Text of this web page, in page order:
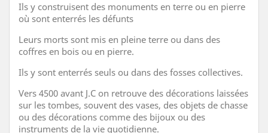
Ils y construisent des monuments en terre ou en pierre
où sont enterrés les défunts
Leurs morts sont mis en pleine terre ou dans des
coffres en bois ou en pierre.
Ils y sont enterrés seuls ou dans des fosses collectives.
Vers 4500 avant J.C on retrouve des décorations laissées
sur les tombes, souvent des vases, des objets de chasse
ou des décorations comme des bijoux ou des
instruments de la vie quotidienne.